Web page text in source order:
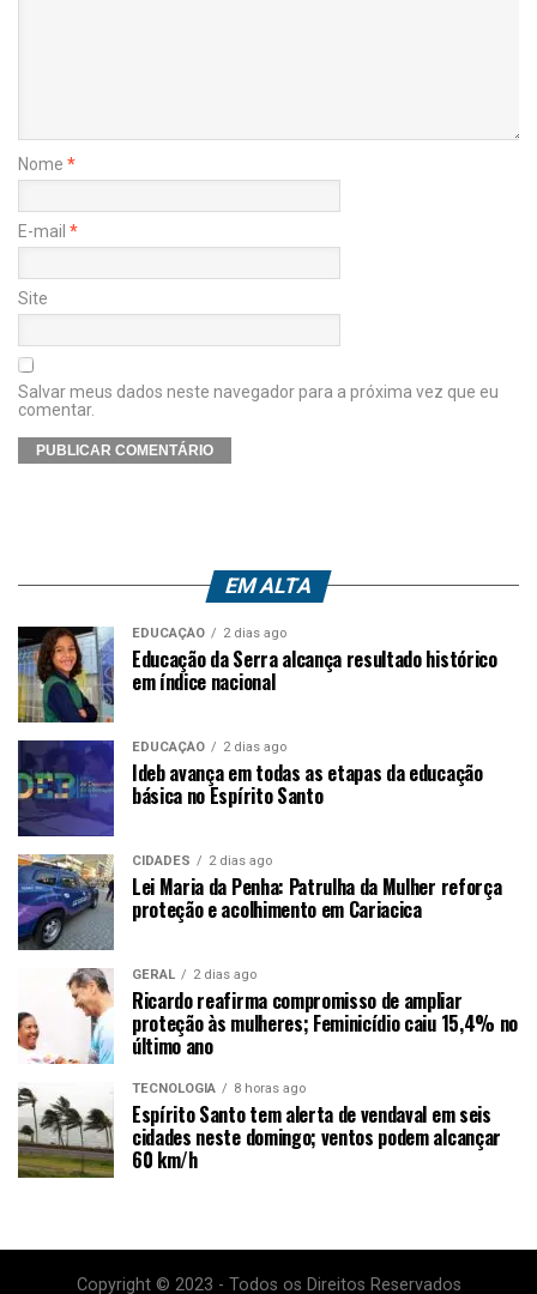
Nome *
E-mail *
Site
Salvar meus dados neste navegador para a próxima vez que eu
comentar.
EM ALTA
EDUCAÇÃO 2 dias ago
Educação da Serra alcança resultado histórico
em índice nacional
EDUCAÇÃO 2 dias ago
Ideb avança em todas as etapas da educação
básica no Espírito Santo
CIDADES 2 dias ago
Lei Maria da Penha: Patrulha da Mulher reforça
proteção e acolhimento em Cariacica
GERAL 2 dias ago
Ricardo reafirma compromisso de ampliar
proteção às mulheres; Feminicídio caiu 15,4% no
último ano
TECNOLOGIA 8 horas ago
Espírito Santo tem alerta de vendaval em seis
cidades neste domingo; ventos podem alcançar
60 km/h
Copyright © 2023 - Todos os Direitos Reservados